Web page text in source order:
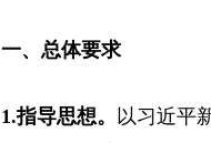
一、总体要求
1.指导思想。 以习近平